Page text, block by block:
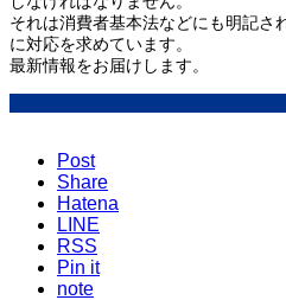
それは消費者基本法などにも明記さ
に対応を求めています。
最新情報をお届けします。
Post
Share
Hatena
LINE
RSS
Pin it
note